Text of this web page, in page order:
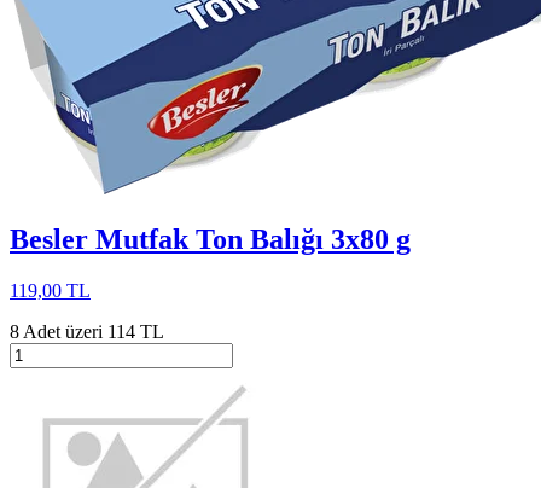
Besler Mutfak Ton Balığı 3x80 g
119,00 TL
8 Adet üzeri 114 TL